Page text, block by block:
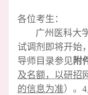
各位考生：
广州医科大
试调剂即将开始
导师目录参见附
及名额，以研招
的信息为准）。 4